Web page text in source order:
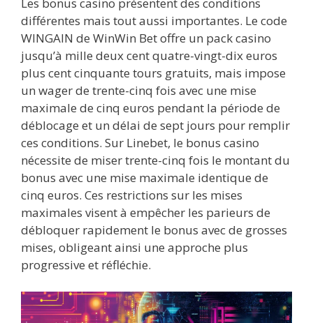
Les bonus casino présentent des conditions
différentes mais tout aussi importantes. Le code
WINGAIN de WinWin Bet offre un pack casino
jusqu’à mille deux cent quatre-vingt-dix euros
plus cent cinquante tours gratuits, mais impose
un wager de trente-cinq fois avec une mise
maximale de cinq euros pendant la période de
déblocage et un délai de sept jours pour remplir
ces conditions. Sur Linebet, le bonus casino
nécessite de miser trente-cinq fois le montant du
bonus avec une mise maximale identique de
cinq euros. Ces restrictions sur les mises
maximales visent à empêcher les parieurs de
débloquer rapidement le bonus avec de grosses
mises, obligeant ainsi une approche plus
progressive et réfléchie.